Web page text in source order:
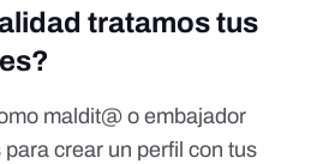
tratamos tus
maldit@ o embajador
crear un perfil con tus